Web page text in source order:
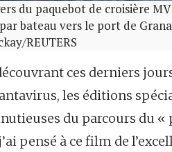
du paquebot de croisière
bateau vers le port de
REUTERS
ces derniers
les éditions
du parcours du «
pensé à ce film de